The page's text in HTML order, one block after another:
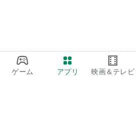
ゲーム アプリ 映画＆テレビ